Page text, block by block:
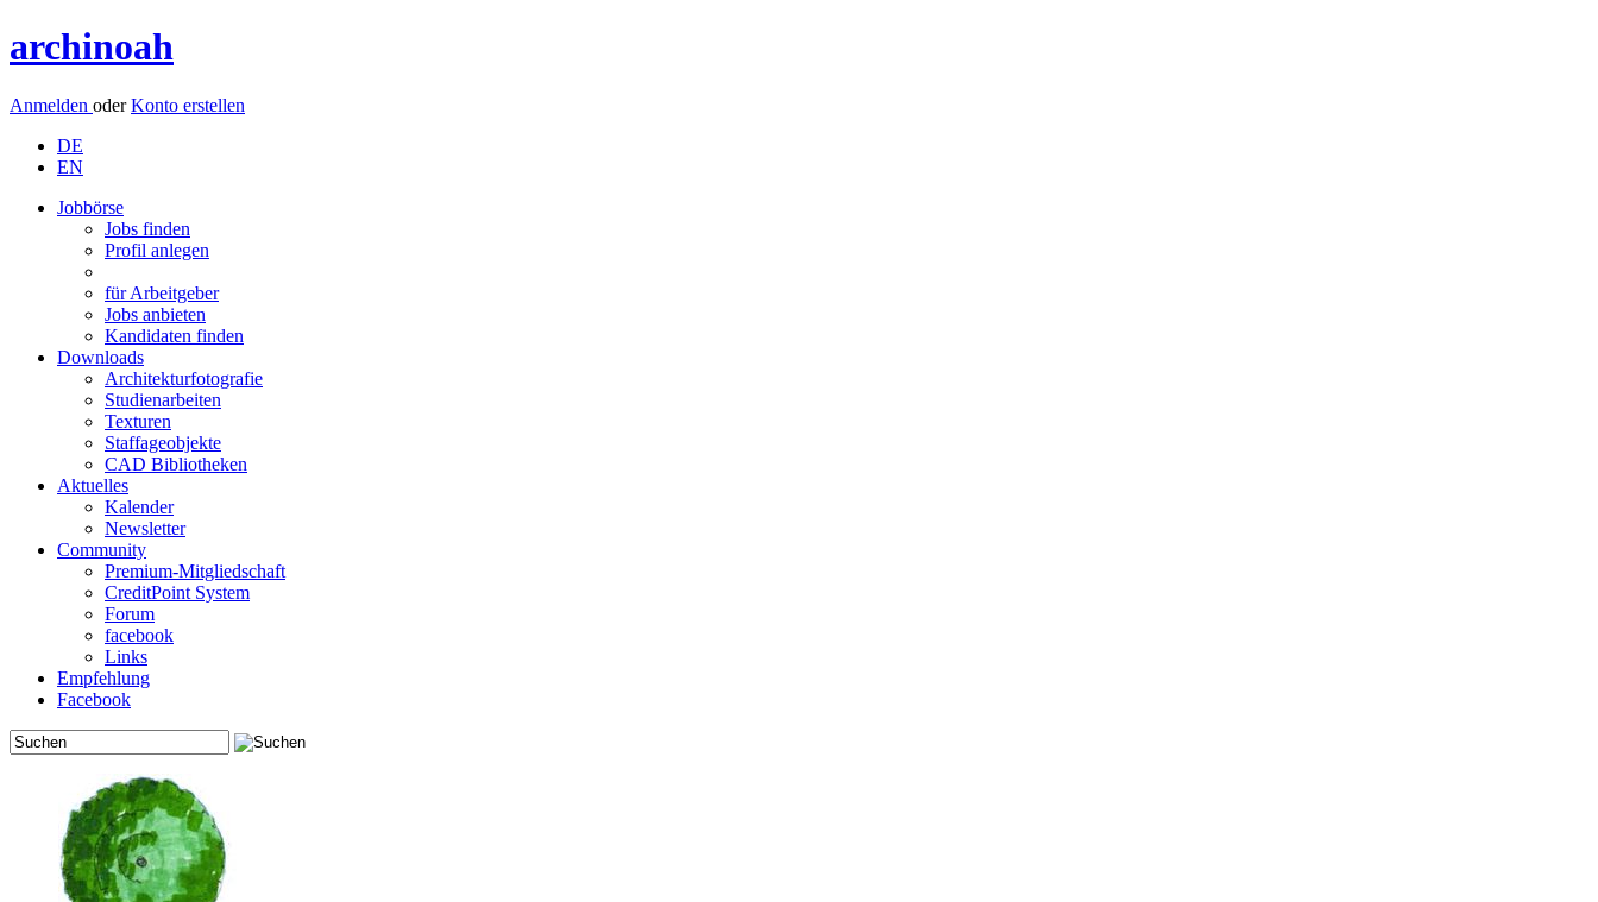
archinoah
Anmelden oderKonto erstellen
DE
EN
Jobbörse
Jobs finden
Profil anlegen
für Arbeitgeber
Jobs anbieten
Kandidaten finden
Downloads
Architekturfotografie
Studienarbeiten
Texturen
Staffageobjekte
CAD Bibliotheken
Aktuelles
Kalender
Newsletter
Community
Premium-Mitgliedschaft
CreditPoint System
Forum
facebook
Links
Empfehlung
Facebook